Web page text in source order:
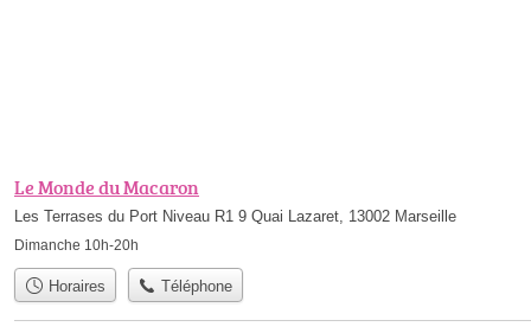
Le Monde du Macaron
Les Terrases du Port Niveau R1 9 Quai Lazaret, 13002 Marseille
Dimanche 10h-20h
Horaires Téléphone